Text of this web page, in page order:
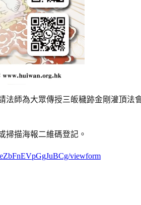
法師為大眾傳授三皈穢跡金剛灌頂法
掃描海報二維碼登記。
viewform